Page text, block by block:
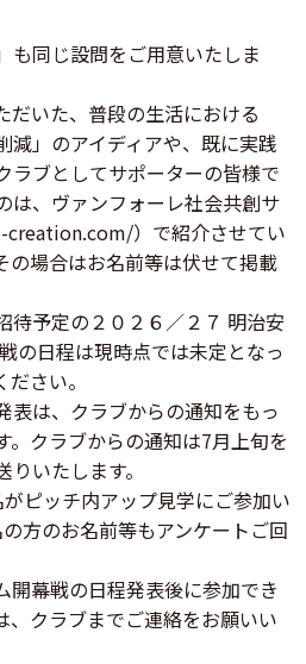
同じ設問をご用意いたしま
だいた、普段の生活における
減」のアイディアや、既に実践
ラブとしてサポーターの皆様で
は、ヴァンフォーレ社会共創サ
）で紹介させてい
の場合はお名前等は伏せて掲載
待予定の２０２６／２７ 明治安
の日程は現時点では未定となっ
さい。
表は、クラブからの通知をもっ
。クラブからの通知は7月上旬を
いたします。
ピッチ内アップ見学にご参加い
方のお名前等もアンケートご回
開幕戦の日程発表後に参加でき
、クラブまでご連絡をお願いい